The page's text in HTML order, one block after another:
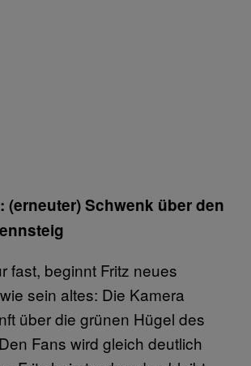
(erneuter) Schwenk über den
fast, beginnt Fritz neues
sein altes: Die Kamera
über die grünen Hügel des
Fans wird gleich deutlich